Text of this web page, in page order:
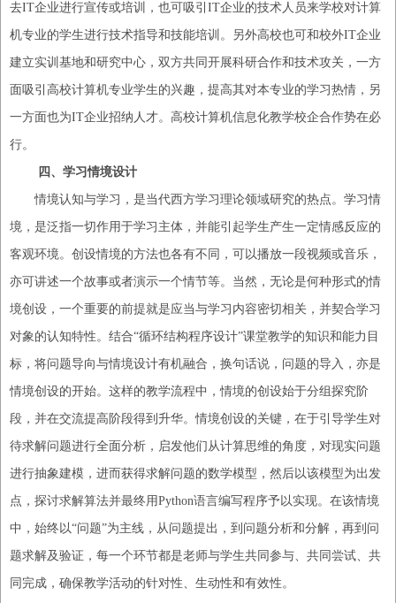
去IT企业进行宣传或培训，也可吸引IT企业的技术人员来学校对计算
机专业的学生进行技术指导和技能培训。另外高校也可和校外IT企业
建立实训基地和研究中心，双方共同开展科研合作和技术攻关，一方
面吸引 高校计算机专业学生的兴趣，提高其对本专业的学习热情，另
一方面也为IT企业招纳人才。 高校计算机信息化教学校企合作势在必
行。
四、 学习情境设计
情境认知与学习，是当代西方学习理论领域研究的热点。学习情
境，是泛指一切作用于学习主体，并能引起学生产生一定情感反应的
客观环境。创设情境的方法也各有不同，可以播放一段视频或音乐，
亦可讲述一个故事或者演示一个情节等。当然，无论是何种形式的情
境创设，一个重要的前提就是应当与学习内容密切相关，并契合学习
对象的认知特性。结合“循环结构程序设计”课堂教学的知识和能力目
标，将问题导向与情境设计有机融合，换句话说，问题的导入，亦是
情境创设的开始。 这样的教学流程中，情境的创设始于分组探究阶
段，并在交流提高阶段得到升华。情境创设的关键，在于引导学生对
待求解问题进行全面分析，启发他们从计算思维的角度，对现实问题
进行抽象建模，进而获得求解问题的数学模型，然后以该模型为出发
点，探讨求解算法并最终用Python语言编写程序予以实现。在该情境
中，始终以“问题”为主线，从问题提出，到问题分析和分解，再到问
题求解及验证，每一个环节都是老师与学生共同参与、共同尝试、共
同完成，确保教学活动的针对性、生动性和有效性。